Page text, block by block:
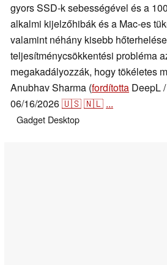
gyors SSD-k sebességével és a
alkalmi kijelzőhibák és a Mac-es
valamint néhány kisebb
teljesítménycsökkentési probléma
megakadályozzák, hogy tökéletes
Anubhav Sharma (fordította DeepL
06/16/2026🇺🇸🇳🇱 ...
Gadget Desktop